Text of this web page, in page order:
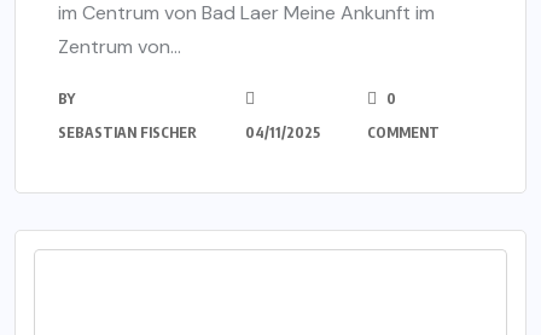
im Centrum von Bad Laer Meine Ankunft im
Zentrum von...
BY
SEBASTIAN FISCHER
04/11/2025
0
COMMENT